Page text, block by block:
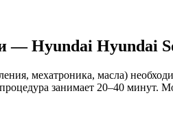
— Hyundai Hyundai
мехатроника, масла)
занимает 20–40 минут.